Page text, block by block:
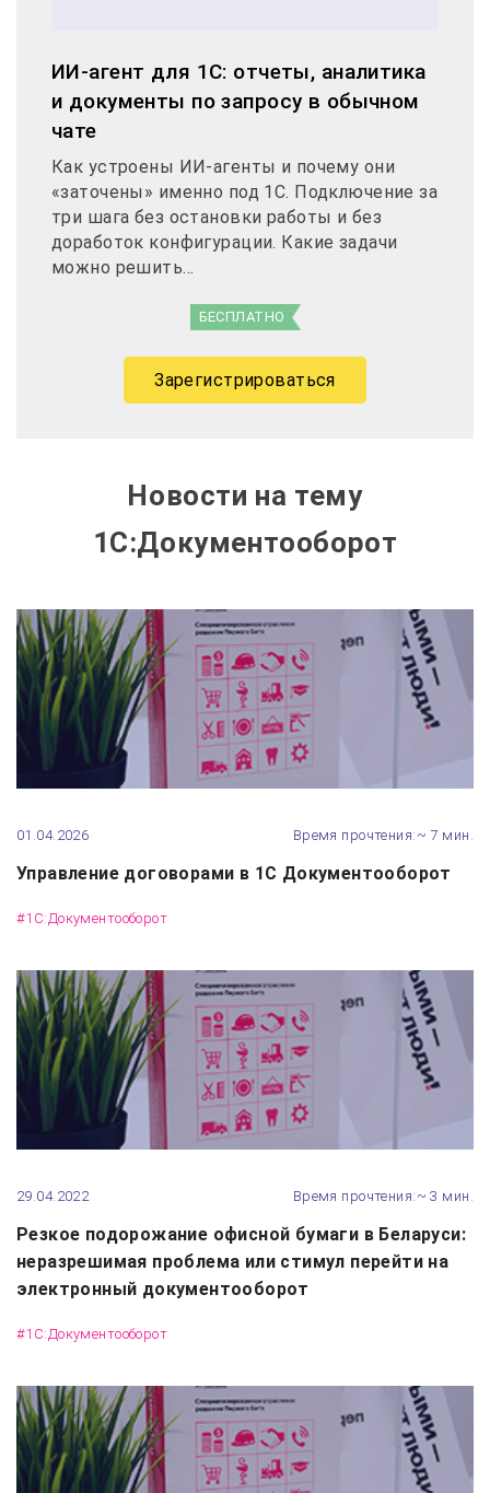
ИИ-агент для 1С: отчеты, аналитика
и документы по запросу в обычном
чате
Как устроены ИИ-агенты и почему они
«заточены» именно под 1С. Подключение за
три шага без остановки работы и без
доработок конфигурации. Какие задачи
можно решить...
БЕСПЛАТНО
Зарегистрироваться
Новости на тему
1С:Документооборот
01.04.2026 Время прочтения:~ 7 мин.
Управление договорами в 1С Документооборот
#1С:Документооборот
29.04.2022 Время прочтения:~ 3 мин.
Резкое подорожание офисной бумаги в Беларуси:
неразрешимая проблема или стимул перейти на
электронный документооборот
#1С:Документооборот